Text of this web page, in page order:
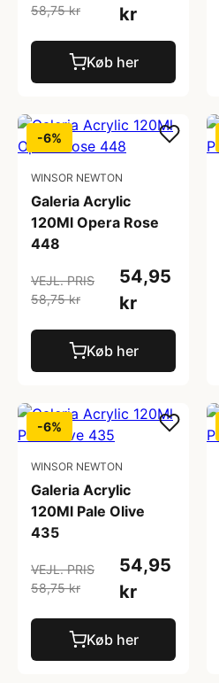
58,75 kr
kr
Køb her
-6%
WINSOR NEWTON
Galeria Acrylic
120Ml Opera Rose
448
VEJL. PRIS
58,75 kr
54,95
kr
Køb her
-6%
WINSOR NEWTON
Galeria Acrylic
120Ml Pale Olive
435
VEJL. PRIS
58,75 kr
54,95
kr
Køb her